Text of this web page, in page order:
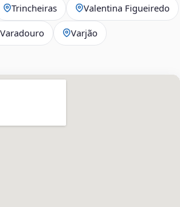
Trincheiras Valentina Figueiredo
Varadouro Varjão